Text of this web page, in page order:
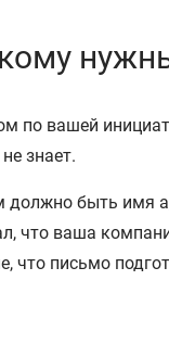
по вашей
знает.
быть имя
что ваша
письмо